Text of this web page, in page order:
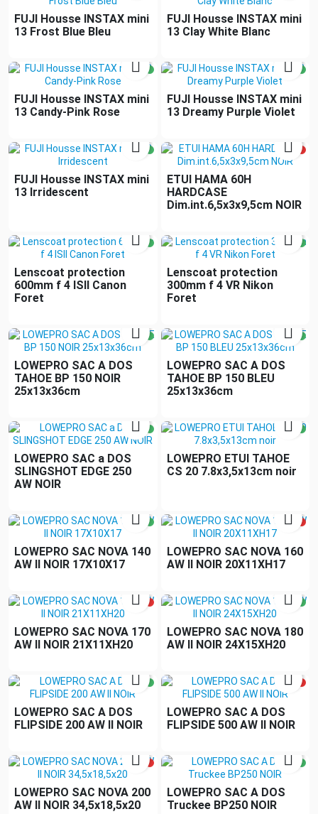
FUJI Housse INSTAX mini
13 Frost Blue Bleu
FUJI Housse INSTAX mini
13 Clay White Blanc

FUJI Housse INSTAX mini
13 Candy-Pink Rose

FUJI Housse INSTAX mini
13 Dreamy Purple Violet

FUJI Housse INSTAX mini
13 Irridescent

ETUI HAMA 60H
HARDCASE
Dim.int.6,5x3x9,5cm NOIR

Lenscoat protection
600mm f 4 ISII Canon
Foret

Lenscoat protection
300mm f 4 VR Nikon
Foret

LOWEPRO SAC A DOS
TAHOE BP 150 NOIR
25x13x36cm

LOWEPRO SAC A DOS
TAHOE BP 150 BLEU
25x13x36cm

LOWEPRO SAC a DOS
SLINGSHOT EDGE 250
AW NOIR

LOWEPRO ETUI TAHOE
CS 20 7.8x3,5x13cm noir

LOWEPRO SAC NOVA 140
AW II NOIR 17X10X17

LOWEPRO SAC NOVA 160
AW II NOIR 20X11XH17

LOWEPRO SAC NOVA 170
AW II NOIR 21X11XH20

LOWEPRO SAC NOVA 180
AW II NOIR 24X15XH20

LOWEPRO SAC A DOS
FLIPSIDE 200 AW II NOIR

LOWEPRO SAC A DOS
FLIPSIDE 500 AW II NOIR

LOWEPRO SAC NOVA 200
AW II NOIR 34,5x18,5x20

LOWEPRO SAC A DOS
Truckee BP250 NOIR